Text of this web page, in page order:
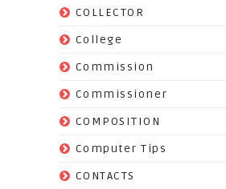
COLLECTOR
College
Commission
Commissioner
COMPOSITION
Computer Tips
CONTACTS